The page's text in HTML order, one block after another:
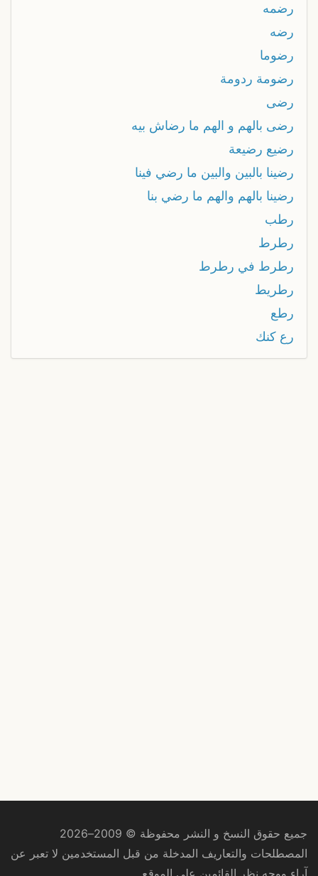
رضمه
رضه
رضوما
رضومة ردومة
رضى
رضى بالهم و الهم ما رضاش بيه
رضيع رضيعة
رضينا بالبين والبين ما رضي فينا
رضينا بالهم والهم ما رضي بنا
رطب
رطرط
رطرط في رطرط
رطريط
رطع
رع كنك
جميع حقوق النسخ و النشر محفوظة © 2009–2026
المصطلحات والتعاريف المدخلة من قبل المستخدمين لا تعبر عن